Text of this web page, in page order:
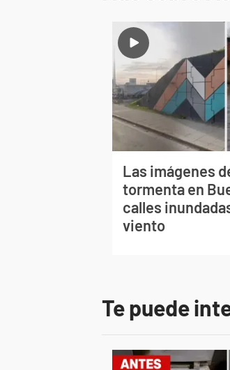
Las imágenes
tormenta en
calles
viento
Te puede